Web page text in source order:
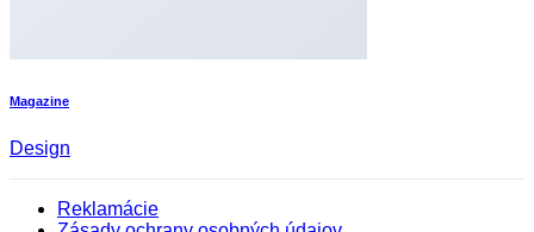
Magazine
Design
Reklamácie